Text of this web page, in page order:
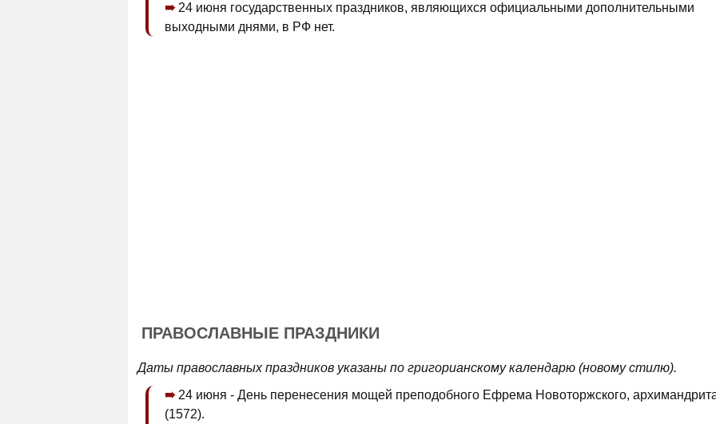
24 июня государственных праздников, являющихся официальными дополнительными
выходными днями, в РФ нет.
ПРАВОСЛАВНЫЕ ПРАЗДНИКИ
Даты православных праздников указаны по григорианскому календарю (новому стилю).
24 июня - День перенесения мощей преподобного Ефрема Новоторжского,
(1572).